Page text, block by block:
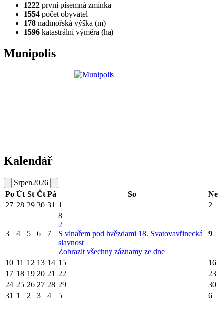
1222 první písemná zmínka
1554 počet obyvatel
178 nadmořská výška (m)
1596 katastrální výměra (ha)
Munipolis
Kalendář
Srpen2026
Po Út St Čt Pá So
Ne
27 28 29 30 31 1 2
3 4 5 6 7
8
2
S vinařem pod hvězdami 18. Svatovavřinecká
slavnost
Zobrazit všechny záznamy ze dne
9
10 11 12 13 14 15
16
17 18 19 20 21 22
23
24 25 26 27 28 29
30
31 1 2 3 4 5 6